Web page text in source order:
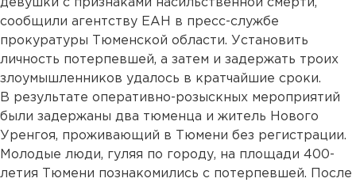
девушки с признаками насильственной смерти,
сообщили агентству ЕАН в пресс-службе
прокуратуры Тюменской области. Установить
личность потерпевшей, а затем и задержать троих
злоумышленников удалось в кратчайшие сроки.
В результате оперативно-розыскных мероприятий
были задержаны два тюменца и житель Нового
Уренгоя, проживающий в Тюмени без регистрации.
Молодые люди, гуляя по городу, на площади 400-
летия Тюмени познакомились с потерпевшей. После